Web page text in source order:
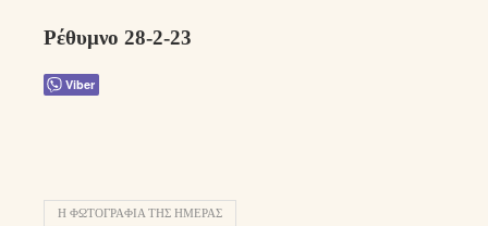
Ρέθυμνο 28-2-23
Viber
Η ΦΩΤΟΓΡΑΦΊΑ ΤΗΣ ΗΜΈΡΑΣ